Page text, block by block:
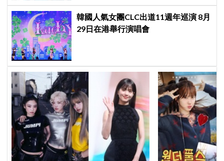
韓國人氣女團CLC出道11週年巡演 8月
29日在港舉行演唱會